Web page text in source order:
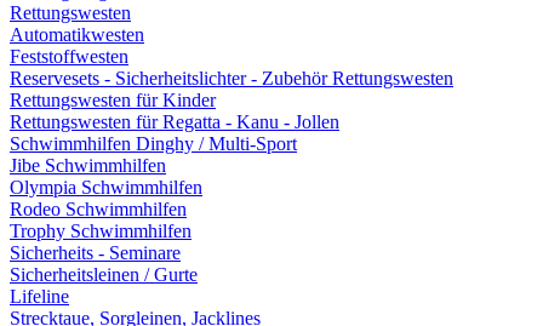
Rettungswesten
Automatikwesten
Feststoffwesten
Reservesets - Sicherheitslichter - Zubehör Rettungswesten
Rettungswesten für Kinder
Rettungswesten für Regatta - Kanu - Jollen
Schwimmhilfen Dinghy / Multi-Sport
Jibe Schwimmhilfen
Olympia Schwimmhilfen
Rodeo Schwimmhilfen
Trophy Schwimmhilfen
Sicherheits - Seminare
Sicherheitsleinen / Gurte
Lifeline
Strecktaue, Sorgleinen, Jacklines